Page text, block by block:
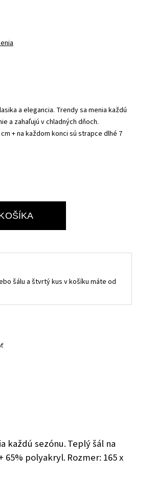
a elegancia. Trendy sa menia každú
a zahaľujú v chladných dňoch.
cm + na každom konci sú strapce dlhé 7
šálu a štvrtý kus v košíku máte od
každú sezónu.Teplý šál na
65% polyakryl. Rozmer: 165 x